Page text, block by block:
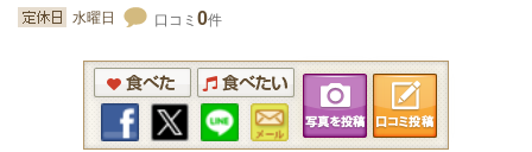
水曜日
口コミ 0件